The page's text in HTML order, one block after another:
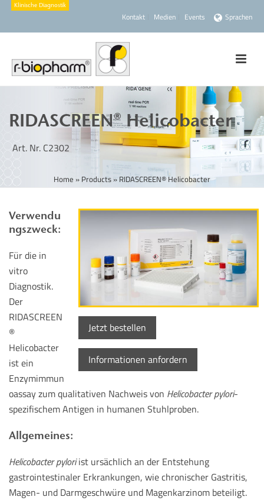
Kontakt Medien Events Sprachen
RIDASCREEN® Helicobacter
Art. Nr. C2302
Home » Products» RIDASCREEN® Helicobacter
Jetzt bestellen
Informationen anfordern
Verwendu
ngszweck:
Für die in
vitro
Diagnostik.
Der
RIDASCREEN
®
Helicobacter
ist ein
Enzymimmun
oassay zum qualitativen Nachweis von Helicobacter pylori-
spezifischem Antigen in humanen Stuhlproben.
Allgemeines:
Helicobacter pyloriist ursächlich an der Entstehung
gastrointestinaler Erkrankungen, wie chronischer Gastritis,
Magen- und Darmgeschwüre und Magenkarzinom beteiligt.